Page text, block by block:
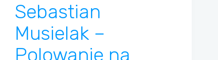
Sebastian
Musielak –
Polowanie na